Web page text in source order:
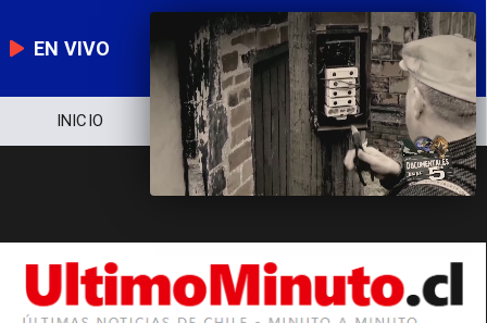
EN VIVO
INICIO NOTICIERO POLÍTICA